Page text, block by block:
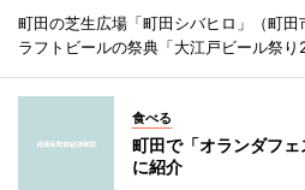
町田の芝生広場「町田シバヒロ」（町
ラフトビールの祭典「大江戸ビール祭り
食べる
町田で「オランダフ
に紹介